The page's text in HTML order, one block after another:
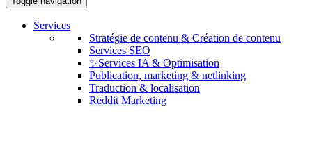
Services
Stratégie de contenu & Création de contenu
Services SEO
✨Services IA & Optimisation
Publication, marketing & netlinking
Traduction & localisation
Reddit Marketing